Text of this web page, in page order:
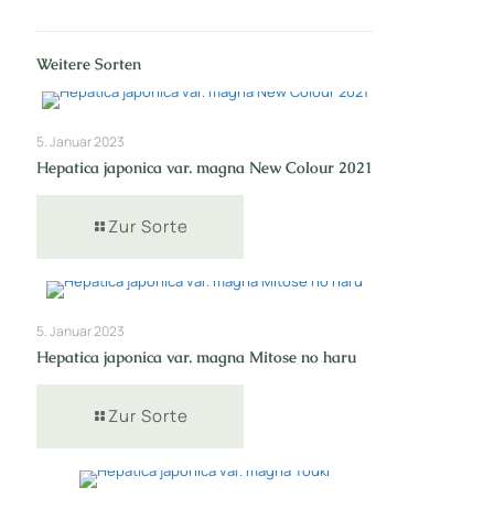
Weitere Sorten
5. Januar 2023
Hepatica japonica var. magna New Colour 2021
Zur Sorte
5. Januar 2023
Hepatica japonica var. magna Mitose no haru
Zur Sorte